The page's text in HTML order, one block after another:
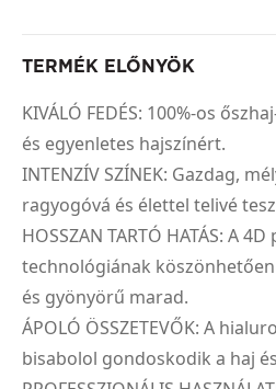
TERMÉK ELŐNYÖK
KIVÁLÓ FEDÉS: 100%-os
és egyenletes hajszínért.
INTENZÍV SZÍNEK: Gazdag,
ragyogóvá és élettel telivé
HOSSZAN TARTÓ HATÁS: A
technológiának
és gyönyörű marad.
ÁPOLÓ ÖSSZETEVŐK: A
bisabolol gondoskodik a haj